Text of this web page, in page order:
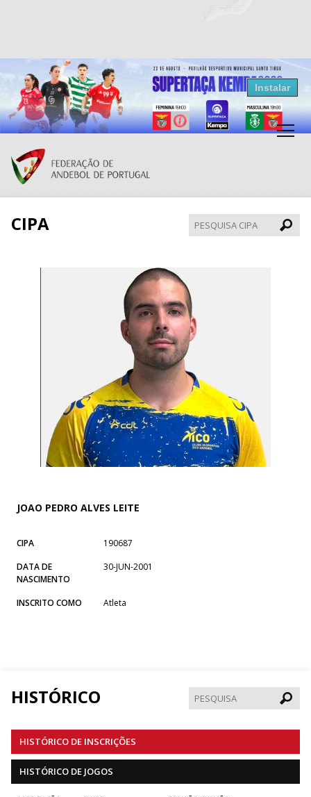
Resultados Andebol
Federação de Andebol de Portugal
Grátis - Disponivel na Play Store
Instalar
CIPA
CIPA
JOAO PEDRO ALVES LEITE
CIPA
190687
DATA DE
NASCIMENTO
30-JUN-2001
INSCRITO COMO Atleta
HISTÓRICO
HISTÓRICO DE INSCRIÇÕES
HISTÓRICO DE JOGOS